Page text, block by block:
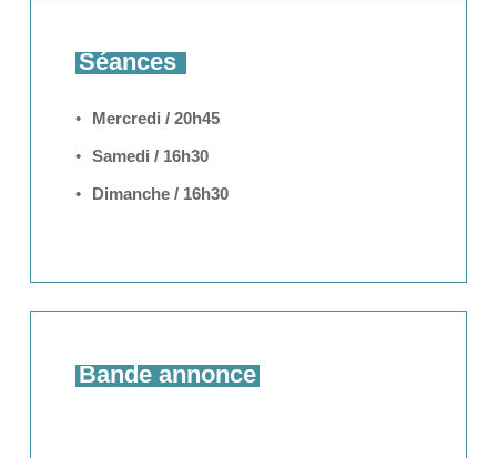
Séances
Mercredi / 20h45
Samedi / 16h30
Dimanche / 16h30
Bande annonce